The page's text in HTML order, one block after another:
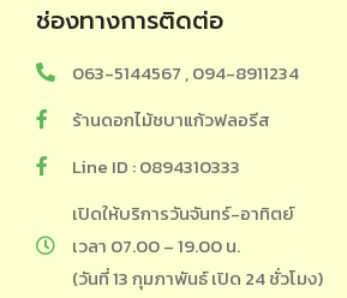
ช่องทางการติดต่อ
063-5144567 , 094-8911234
ร้านดอกไม้ชบาแก้วฟลอรีส
Line ID : 0894310333
เปิดให้บริการวันจันทร์-อาทิตย์
เวลา 07.00 – 19.00 น.
(วันที่ 13 กุมภาพันธ์ เปิด 24 ชั่วโมง)